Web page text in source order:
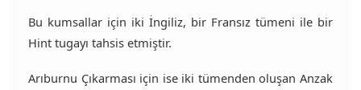
Bu kumsallar için iki İngiliz, bir Fransız tümeni ile bir
Hint tugayı tahsis etmiştir.
Arıburnu Çıkarması için ise iki tümenden oluşan Anzak